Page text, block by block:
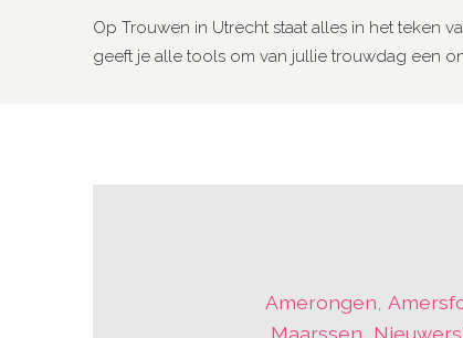
Op Trouwen in Utrecht staat alles in het teken
geeft je alle tools om van jullie trouwdag een
Amerongen
Maarssen